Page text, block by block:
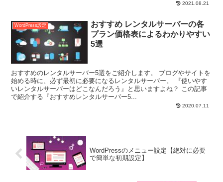
2021.08.21
WordPress設定
おすすめ レンタルサーバーの各
プラン価格表によるわかりやすい
5選
おすすめのレンタルサーバー5選をご紹介します。 ブログやサイトを
始める時に、必ず最初に必要になるレンタルサーバー。 『使いやす
いレンタルサーバーはどこなんだろう』と思いますよね？ この記事
で紹介する『おすすめレンタルサーバー5...
2020.07.11
WordPressのメニュー設定【絶対に必要
で簡単な初期設定】